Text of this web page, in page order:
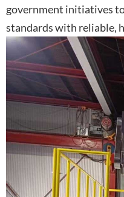
government initiatives
standards with reliable,